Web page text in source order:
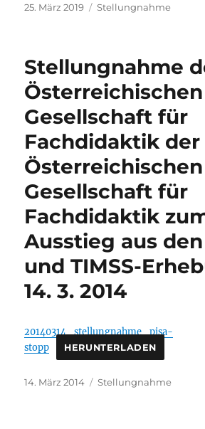
Veröffentlicht
25. März 2019 Kategorien
Stellungnahme
Stellungnahme
Österreichischen
Gesellschaft für
Fachdidaktik der
Österreichischen
Gesellschaft für
Fachdidaktik
Ausstieg aus den
und TIMSS-
14. 3. 2014
20140314_stellungnahme_pisa-
stopp
HERUNTERLADEN
Veröffentlicht
14. März 2014 Kategorien
Stellungnahme